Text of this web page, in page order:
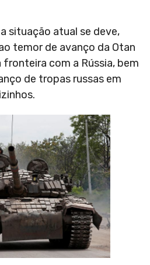
situação atual se deve,
temor de avanço da Otan
com a Rússia, bem
de tropas russas em